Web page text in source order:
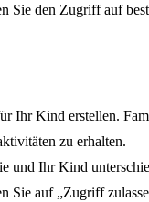
den Zugriff auf
Ihr Kind erstellen.
zu erhalten.
Ihr Kind
Sie auf „Zugriff